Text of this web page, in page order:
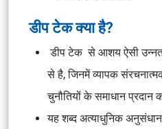
डीप टेक क्या है?
डीप टेक से आशय ऐसी उन्नत
से है, जिनमें व्यापक
चुनौतियों के समाधान प्रदान
यह शब्द अत्याधुनिक